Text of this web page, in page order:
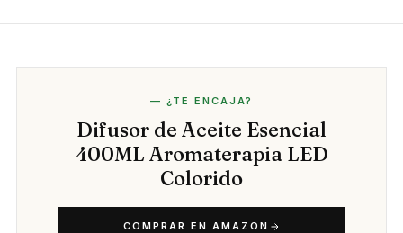
— ¿TE ENCAJA?
Difusor de Aceite Esencial
400ML Aromaterapia LED
Colorido
COMPRAR EN AMAZON